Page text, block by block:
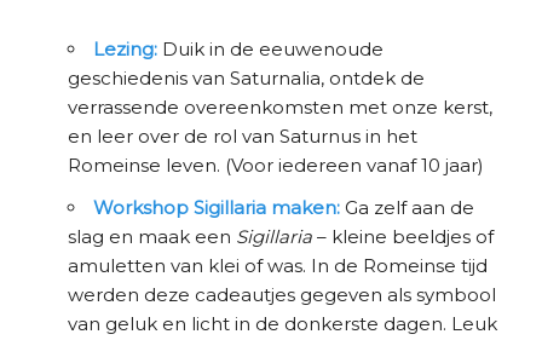
Lezing:Duik in de eeuwenoude
geschiedenis van Saturnalia, ontdek de
verrassende overeenkomsten met onze kerst,
en leer over de rol van Saturnus in het
Romeinse leven. (Voor iedereen vanaf 10 jaar)
Workshop Sigillaria maken:Ga zelf aan de
slag en maak een Sigillaria– kleine beeldjes of
amuletten van klei of was. In de Romeinse tijd
werden deze cadeautjes gegeven als symbool
van geluk en licht in de donkerste dagen. Leuk